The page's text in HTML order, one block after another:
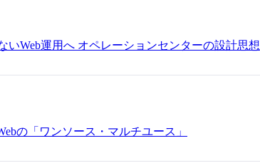
いWeb運用へ オペレーションセンターの設計思想
の「ワンソース・マルチユース」